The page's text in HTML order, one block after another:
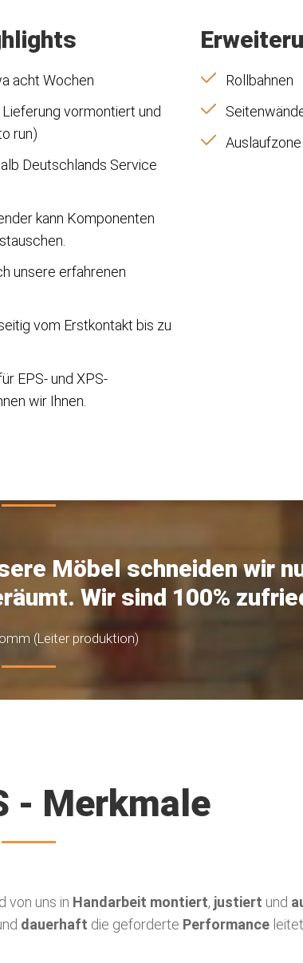
acht Wochen
Lieferung vormontiert und
run)
Deutschlands Service
kann Komponenten
unsere erfahrenen
vom Erstkontakt bis zu
EPS- und XPS-
wir Ihnen.
Rollbahnen
Auslaufzone
Möbel schneiden wir
Wir sind 100%
(Leiter produktion)
- Merkmale
von uns in Handarbeit montiert, justiert und
dauerhaft die geforderte Performance leitet.